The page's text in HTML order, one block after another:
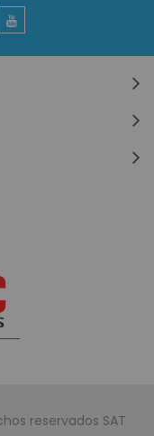
reservados SAT